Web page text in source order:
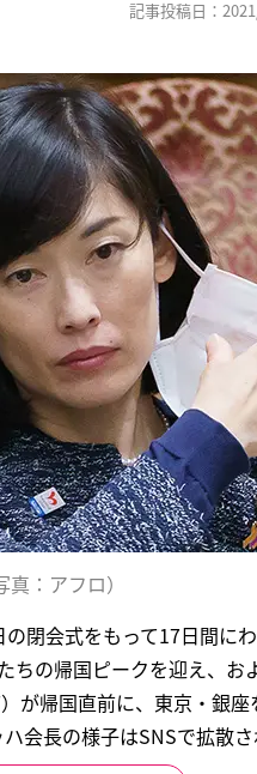
記事投稿日：
真：アフロ）
閉会式をもって17日間に
ちの帰国ピークを迎え、お
が帰国直前に、東京・銀
会長の様子はSNSで拡散